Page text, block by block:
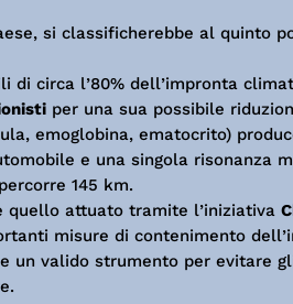
si classificherebbe al quinto
circa l’80% dell’impronta
per una sua possibile
emoglobina, ematocrito)
e una singola risonanza
145 km.
quello attuato tramite l’iniziativa
misure di contenimento
un valido strumento per evitare